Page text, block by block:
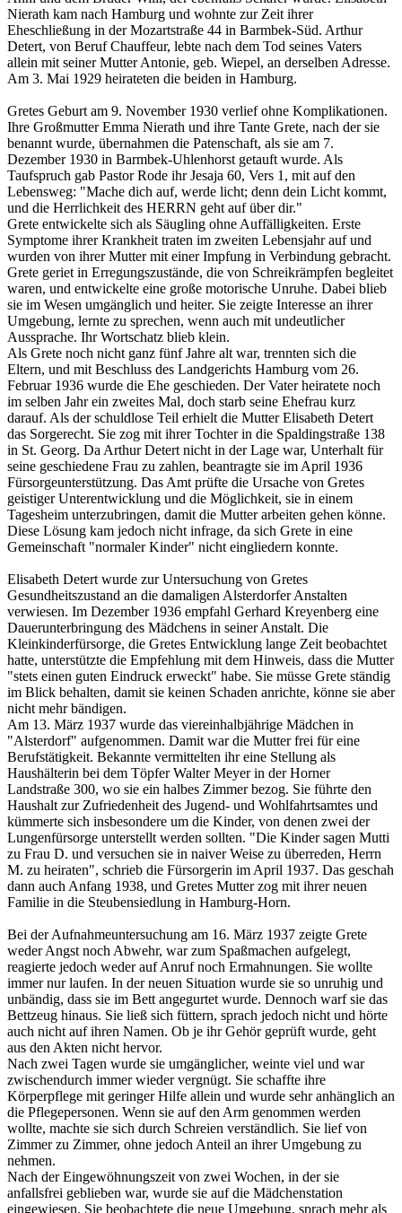
Nierath kam nach Hamburg und wohnte zur Zeit ihrer
Eheschließung in der Mozartstraße 44 in Barmbek-Süd. Arthur
Detert, von Beruf Chauffeur, lebte nach dem Tod seines Vaters
allein mit seiner Mutter Antonie, geb. Wiepel, an derselben Adresse.
Am 3. Mai 1929 heirateten die beiden in Hamburg.
Gretes Geburt am 9. November 1930 verlief ohne Komplikationen.
Ihre Großmutter Emma Nierath und ihre Tante Grete, nach der sie
benannt wurde, übernahmen die Patenschaft, als sie am 7.
Dezember 1930 in Barmbek-Uhlenhorst getauft wurde. Als
Taufspruch gab Pastor Rode ihr Jesaja 60, Vers 1, mit auf den
Lebensweg: "Mache dich auf, werde licht; denn dein Licht kommt,
und die Herrlichkeit des HERRN geht auf über dir."
Grete entwickelte sich als Säugling ohne Auffälligkeiten. Erste
Symptome ihrer Krankheit traten im zweiten Lebensjahr auf und
wurden von ihrer Mutter mit einer Impfung in Verbindung gebracht.
Grete geriet in Erregungszustände, die von Schreikrämpfen begleitet
waren, und entwickelte eine große motorische Unruhe. Dabei blieb
sie im Wesen umgänglich und heiter. Sie zeigte Interesse an ihrer
Umgebung, lernte zu sprechen, wenn auch mit undeutlicher
Aussprache. Ihr Wortschatz blieb klein.
Als Grete noch nicht ganz fünf Jahre alt war, trennten sich die
Eltern, und mit Beschluss des Landgerichts Hamburg vom 26.
Februar 1936 wurde die Ehe geschieden. Der Vater heiratete noch
im selben Jahr ein zweites Mal, doch starb seine Ehefrau kurz
darauf. Als der schuldlose Teil erhielt die Mutter Elisabeth Detert
das Sorgerecht. Sie zog mit ihrer Tochter in die Spaldingstraße 138
in St. Georg. Da Arthur Detert nicht in der Lage war, Unterhalt für
seine geschiedene Frau zu zahlen, beantragte sie im April 1936
Fürsorgeunterstützung. Das Amt prüfte die Ursache von Gretes
geistiger Unterentwicklung und die Möglichkeit, sie in einem
Tagesheim unterzubringen, damit die Mutter arbeiten gehen könne.
Diese Lösung kam jedoch nicht infrage, da sich Grete in eine
Gemeinschaft "normaler Kinder" nicht eingliedern konnte.
Elisabeth Detert wurde zur Untersuchung von Gretes
Gesundheitszustand an die damaligen Alsterdorfer Anstalten
verwiesen. Im Dezember 1936 empfahl Gerhard Kreyenberg eine
Dauerunterbringung des Mädchens in seiner Anstalt. Die
Kleinkinderfürsorge, die Gretes Entwicklung lange Zeit beobachtet
hatte, unterstützte die Empfehlung mit dem Hinweis, dass die Mutter
"stets einen guten Eindruck erweckt" habe. Sie müsse Grete ständig
im Blick behalten, damit sie keinen Schaden anrichte, könne sie aber
nicht mehr bändigen.
Am 13. März 1937 wurde das viereinhalbjährige Mädchen in
"Alsterdorf" aufgenommen. Damit war die Mutter frei für eine
Berufstätigkeit. Bekannte vermittelten ihr eine Stellung als
Haushälterin bei dem Töpfer Walter Meyer in der Horner
Landstraße 300, wo sie ein halbes Zimmer bezog. Sie führte den
Haushalt zur Zufriedenheit des Jugend- und Wohlfahrtsamtes und
kümmerte sich insbesondere um die Kinder, von denen zwei der
Lungenfürsorge unterstellt werden sollten. "Die Kinder sagen Mutti
zu Frau D. und versuchen sie in naiver Weise zu überreden, Herrn
M. zu heiraten", schrieb die Fürsorgerin im April 1937. Das geschah
dann auch Anfang 1938, und Gretes Mutter zog mit ihrer neuen
Familie in die Steubensiedlung in Hamburg-Horn.
Bei der Aufnahmeuntersuchung am 16. März 1937 zeigte Grete
weder Angst noch Abwehr, war zum Spaßmachen aufgelegt,
reagierte jedoch weder auf Anruf noch Ermahnungen. Sie wollte
immer nur laufen. In der neuen Situation wurde sie so unruhig und
unbändig, dass sie im Bett angegurtet wurde. Dennoch warf sie das
Bettzeug hinaus. Sie ließ sich füttern, sprach jedoch nicht und hörte
auch nicht auf ihren Namen. Ob je ihr Gehör geprüft wurde, geht
aus den Akten nicht hervor.
Nach zwei Tagen wurde sie umgänglicher, weinte viel und war
zwischendurch immer wieder vergnügt. Sie schaffte ihre
Körperpflege mit geringer Hilfe allein und wurde sehr anhänglich an
die Pflegepersonen. Wenn sie auf den Arm genommen werden
wollte, machte sie sich durch Schreien verständlich. Sie lief von
Zimmer zu Zimmer, ohne jedoch Anteil an ihrer Umgebung zu
nehmen.
Nach der Eingewöhnungszeit von zwei Wochen, in der sie
anfallsfrei geblieben war, wurde sie auf die Mädchenstation
eingewiesen. Sie beobachtete die neue Umgebung, sprach mehr als